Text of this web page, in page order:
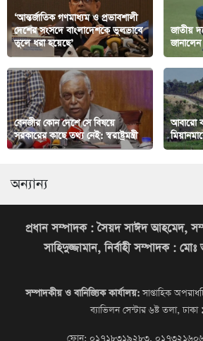
‘আন্তর্জাতিক গণমাধ্যম ও প্রভাবশালী
দেশের সংসদে বাংলাদেশকে ভুলভাবে
তুলে ধরা হয়েছে’
জাতীয়
বেনজীর কোন দেশে সে বিষয়ে
সরকারের কাছে তথ্য নেই: স্বরাষ্ট্রমন্ত্রী
আবারো
অন্যান্য
প্রধান সম্পাদক : সৈয়দ সাঈদ আহমেদ,
সাহিদুজ্জামান, নির্বাহী সম্পাদক :
সম্পাদকীয় ও বানিজ্যিক কার্যালয়:সাপ্তাহিক
ব্যাভিলন সেন্টার ৬ষ্ট তলা,